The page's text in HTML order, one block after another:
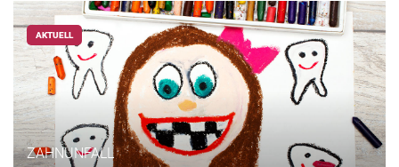
AKTUELL
ZAHNUNFALL